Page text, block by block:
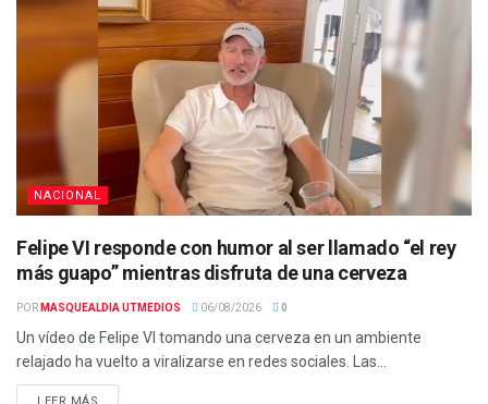
NACIONAL
Felipe VI responde con humor al ser llamado “el rey
más guapo” mientras disfruta de una cerveza
POR MASQUEALDIA UTMEDIOS 06/08/2026 0
Un vídeo de Felipe VI tomando una cerveza en un ambiente
relajado ha vuelto a viralizarse en redes sociales. Las...